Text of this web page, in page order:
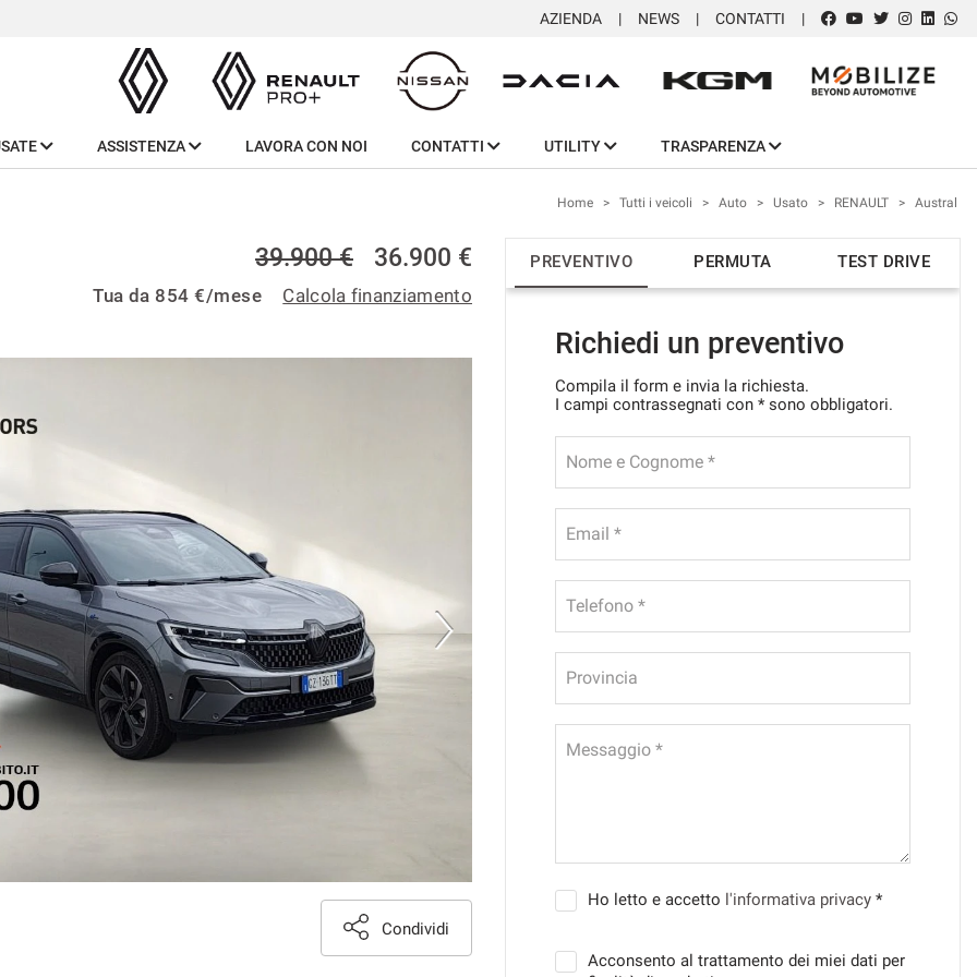
AZIENDA NEWS CONTATTI
ASSISTENZA LAVORA CON NOI CONTATTI UTILITY TRASPARENZA
Home > Tutti i veicoli > Auto > Usato > RENAULT > Austral
39.900 € 36.900 €
Tua da 854 €/mese Calcola finanziamento
Condividi
PREVENTIVO PERMUTA TEST DRIVE
Richiedi un preventivo
Compila il form e invia la richiesta.
I campi contrassegnati con * sono obbligatori.
Nome e Cognome *
Email *
Telefono *
Provincia
Messaggio *
Ho letto e accetto l'informativa privacy *
Acconsento al trattamento dei miei dati per